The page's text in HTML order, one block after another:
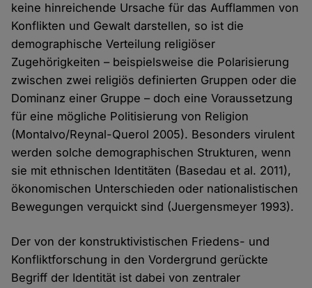
keine hinreichende Ursache für das Aufflammen von
Konflikten und Gewalt darstellen, so ist die
demographische Verteilung religiöser
Zugehörigkeiten – beispielsweise die Polarisierung
zwischen zwei religiös definierten Gruppen oder die
Dominanz einer Gruppe – doch eine Voraussetzung
für eine mögliche Politisierung von Religion
(Montalvo/Reynal-Querol 2005). Besonders virulent
werden solche demographischen Strukturen, wenn
sie mit ethnischen Identitäten (Basedau et al. 2011),
ökonomischen Unterschieden oder nationalistischen
Bewegungen verquickt sind (Juergensmeyer 1993).
Der von der konstruktivistischen Friedens- und
Konfliktforschung in den Vordergrund gerückte
Begriff der Identität ist dabei von zentraler